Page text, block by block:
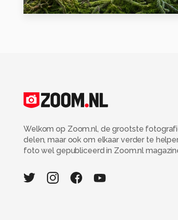
Welkom op Zoom.nl, de grootste
delen, maar ook om elkaar verder te
foto wel gepubliceerd in Zoom.nl